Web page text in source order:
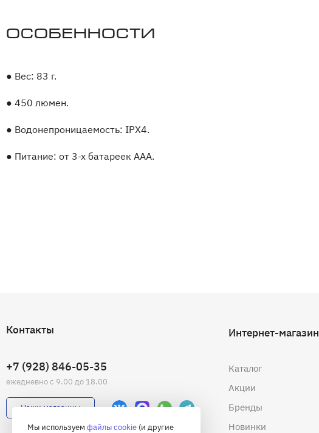
Особенности
● Вес: 83 г.
● 450 люмен.
● Водонепроницаемость: IPX4.
● Питание: от 3-х батареек AAA.
Контакты
+7 (928) 846-05-35
ежедневно с 9.00 до 18.00
Наши магазины
Интернет-магазин
Каталог
Акции
Бренды
Новинки
Мы используем файлы cookie (и другие